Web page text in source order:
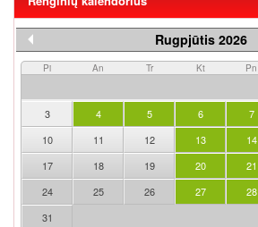
Rugpjūtis 2026
Pi An Tr Kt Pn
3
4 5 6 7
10
11 12 13 14
17
18 19 20 21
24
25 26 27 28
31